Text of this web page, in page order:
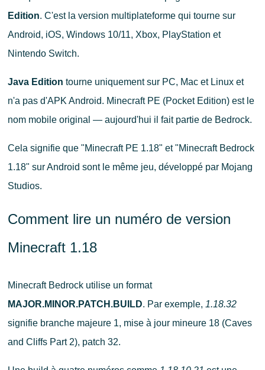
Edition. C'est la version multiplateforme qui tourne sur
Android, iOS, Windows 10/11, Xbox, PlayStation et
Nintendo Switch.
Java Edition tourne uniquement sur PC, Mac et Linux et
n'a pas d'APK Android. Minecraft PE (Pocket Edition) est le
nom mobile original — aujourd'hui il fait partie de Bedrock.
Cela signifie que "Minecraft PE 1.18" et "Minecraft Bedrock
1.18" sur Android sont le même jeu, développé par Mojang
Studios.
Comment lire un numéro de version
Minecraft 1.18
Minecraft Bedrock utilise un format
MAJOR.MINOR.PATCH.BUILD. Par exemple, 1.18.32
signifie branche majeure 1, mise à jour mineure 18 (Caves
and Cliffs Part 2), patch 32.